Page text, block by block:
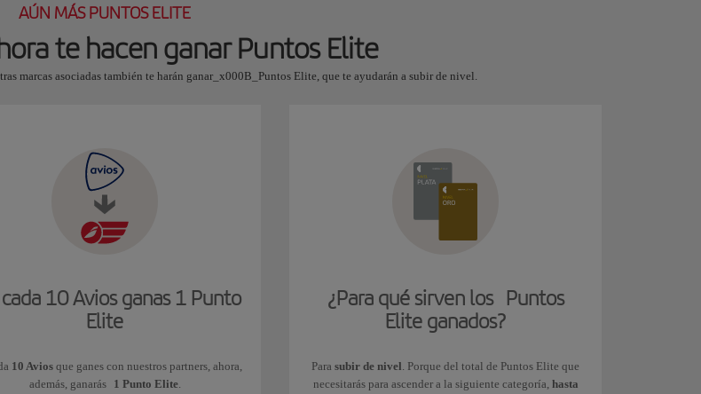
AÚN MÁS PUNTOS ELITE
te hacen ganar Puntos Elite
marcas asociadas también te harán ganar_x000B_Puntos Elite, que te ayudarán a subir de nivel.
10 Avios ganas 1 Punto
Elite
10 Aviosque ganes con nuestros partners, ahora,
además, ganarás 1 Punto Elite.
¿Para qué sirven los Puntos
Elite ganados?
Para subir de nivel. Porque del total de Puntos Elite que
necesitarás para ascender a la siguiente categoría, hasta